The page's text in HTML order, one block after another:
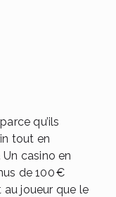
qu’ils
tout en
casino en
de 100 €
au joueur que le